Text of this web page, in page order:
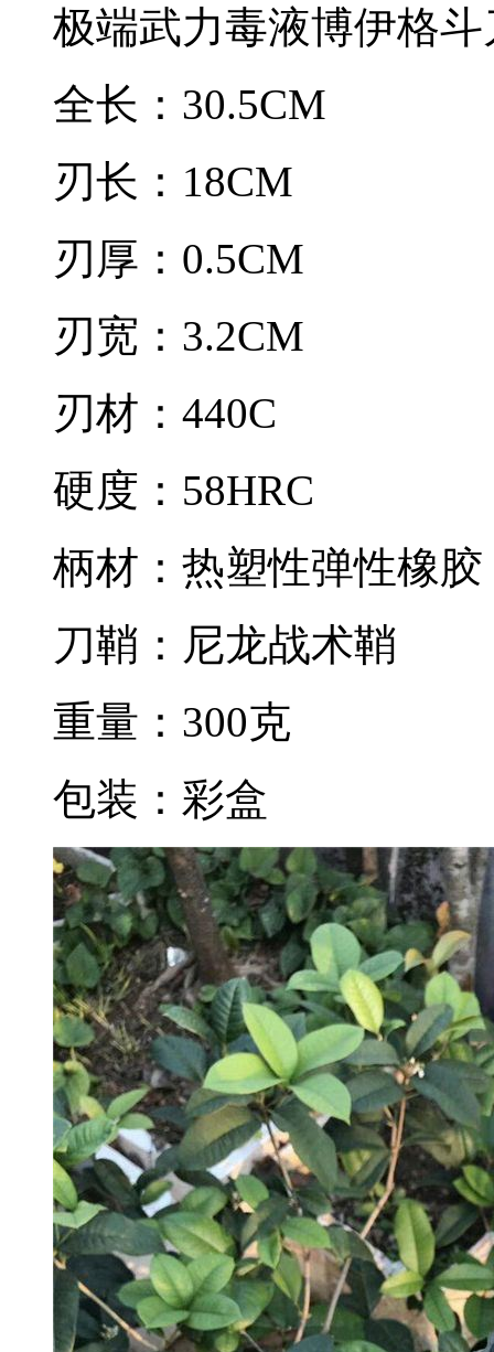
极端武力毒液博伊格
全长：30.5CM
刃长：18CM
刃厚：0.5CM
刃宽：3.2CM
刃材：440C
硬度：58HRC
柄材：热塑性弹性橡胶
刀鞘：尼龙战术鞘
重量：300克
包装：彩盒